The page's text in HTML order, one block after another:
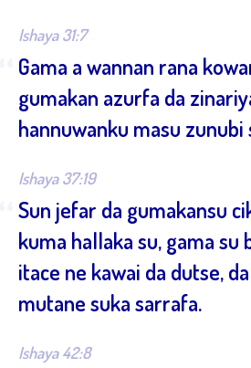
Ishaya 31:7
Gama a wannan rana
gumakan azurfa da
hannuwanku masu zunubi
Ishaya 37:19
Sun jefar da gumakansu
kuma hallaka su, gama su
itace ne kawai da dutse,
mutane suka sarrafa.
Ishaya 42:8